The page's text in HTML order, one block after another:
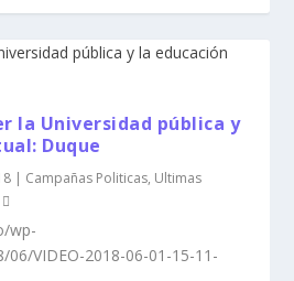
la Universidad pública y
Duque
| Campañas Politicas, Ultimas
wp-
VIDEO-2018-06-01-15-11-